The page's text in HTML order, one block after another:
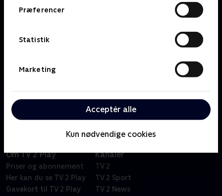
Præferencer
Statistik
Marketing
Acceptér alle
Kun nødvendige cookies
Se 19.30-nyhederne fra TV2 ØSTJYLLAND.
Om TV 2 Play
Priser og abonnement
Her kan du se TV 2 Play
Gavekort til TV 2 Play
Kanaler
TV 2
TV 2 Sport
TV 2 News